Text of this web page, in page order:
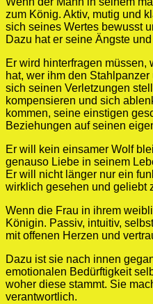
zum König. Aktiv, mutig und
sich seines Wertes bewusst
Dazu hat er seine Ängste
Er wird hinterfragen müssen,
hat, wer ihm den
sich seinen Verletzungen
kompensieren und sich
kommen, seine einstigen
Beziehungen auf seinen
Er will kein einsamer Wolf
genauso Liebe in seinem
Er will nicht länger nur ein
wirklich gesehen und geliebt
Wenn die Frau in ihrem
Königin. Passiv, intuitiv,
mit offenen Herzen und
Dazu ist sie nach innen
emotionalen Bedürftigkeit
woher diese stammt. Sie
verantwortlich.